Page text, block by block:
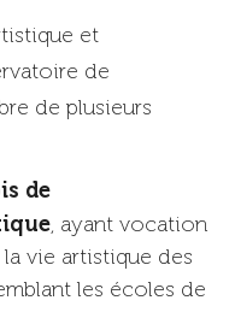
et
de
de plusieurs
de
, ayant vocation
vie artistique des
les écoles de